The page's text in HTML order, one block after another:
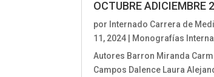
OCTUBRE ADICIEMBRE
por Internado Carrera de
11, 2024
Monografías
Autores Barron Miranda
Campos Dalence Laura